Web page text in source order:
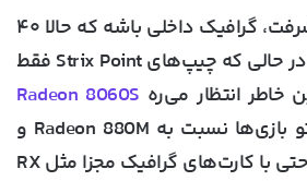
اما شاید بزرگترین پیشرفت، گرافیک داخلی باشه که حالا ۴۰
واحد محاسباتی داره، در حالی که چیپ‌های Strix Point فقط
Radeon 8060S
عملکرد خیلی بهتری تو بازی‌ها نسبت به Radeon 880M و
890M داشته باشه و حتی با کارت‌های گرافیک مجزا مثل RX